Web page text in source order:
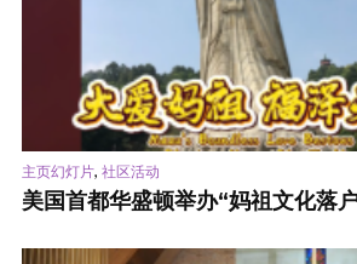
主页幻灯片, 社区活动
美国首都华盛顿举办“妈祖文化落